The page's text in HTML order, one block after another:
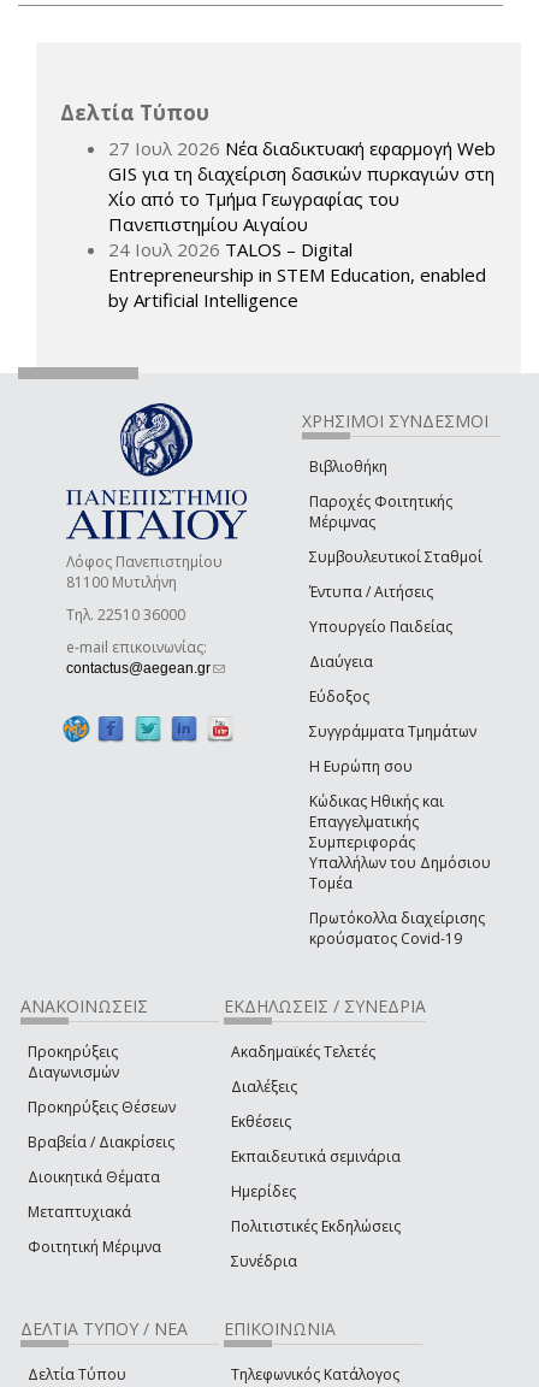
Δελτία Τύπου
27 Ιουλ 2026 Νέα διαδικτυακή εφαρμογή Web
GIS για τη διαχείριση δασικών πυρκαγιών στη
Χίο από το Τμήμα Γεωγραφίας του
Πανεπιστημίου Αιγαίου
24 Ιουλ 2026 TALOS – Digital
Entrepreneurship in STEM Education, enabled
by Artificial Intelligence
Λόφος Πανεπιστημίου
81100 Μυτιλήνη
Τηλ. 22510 36000
e-mail επικοινωνίας:
contactus@aegean.gr(link sends e-mail)
ΧΡΗΣΙΜΟΙ ΣΥΝΔΕΣΜΟΙ
Βιβλιοθήκη
Παροχές Φοιτητικής
Μέριμνας
Συμβουλευτικοί Σταθμοί
Έντυπα / Αιτήσεις
Υπουργείο Παιδείας
Διαύγεια
Εύδοξος
Συγγράμματα Τμημάτων
Η Ευρώπη σου
Κώδικας Ηθικής και
Επαγγελματικής
Συμπεριφοράς
Υπαλλήλων του Δημόσιου
Τομέα
Πρωτόκολλα διαχείρισης
κρούσματος Covid-19
ΑΝΑΚΟΙΝΩΣΕΙΣ
Προκηρύξεις
Διαγωνισμών
Προκηρύξεις Θέσεων
Βραβεία / Διακρίσεις
Διοικητικά Θέματα
Μεταπτυχιακά
Φοιτητική Μέριμνα
ΕΚΔΗΛΩΣΕΙΣ / ΣΥΝΕΔΡΙΑ
Ακαδημαϊκές Τελετές
Διαλέξεις
Εκθέσεις
Εκπαιδευτικά σεμινάρια
Ημερίδες
Πολιτιστικές Εκδηλώσεις
Συνέδρια
ΔΕΛΤΙΑ ΤΥΠΟΥ / ΝΕΑ
Δελτία Τύπου
ΕΠΙΚΟΙΝΩΝΙΑ
Τηλεφωνικός Κατάλογος